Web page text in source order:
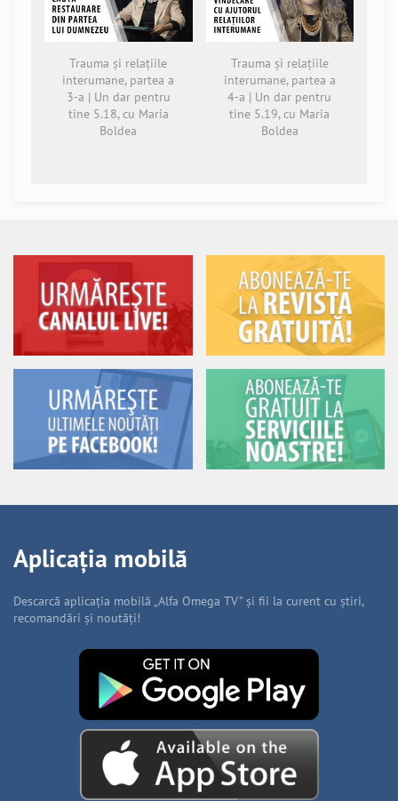
Trauma și relațiile
interumane, partea a
3-a | Un dar pentru
tine 5.18, cu Maria
Boldea
Trauma și relațiile
interumane, partea a
4-a | Un dar pentru
tine 5.19, cu Maria
Boldea
Aplicația mobilă
Descarcă aplicația mobilă „Alfa Omega TV” și fii la curent cu știri,
recomandări și noutăți!